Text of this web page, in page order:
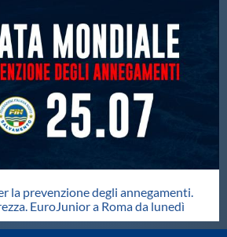
la prevenzione degli annegamenti.
EuroJunior a Roma da lunedì